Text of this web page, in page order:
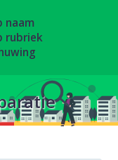
naam
rubriek